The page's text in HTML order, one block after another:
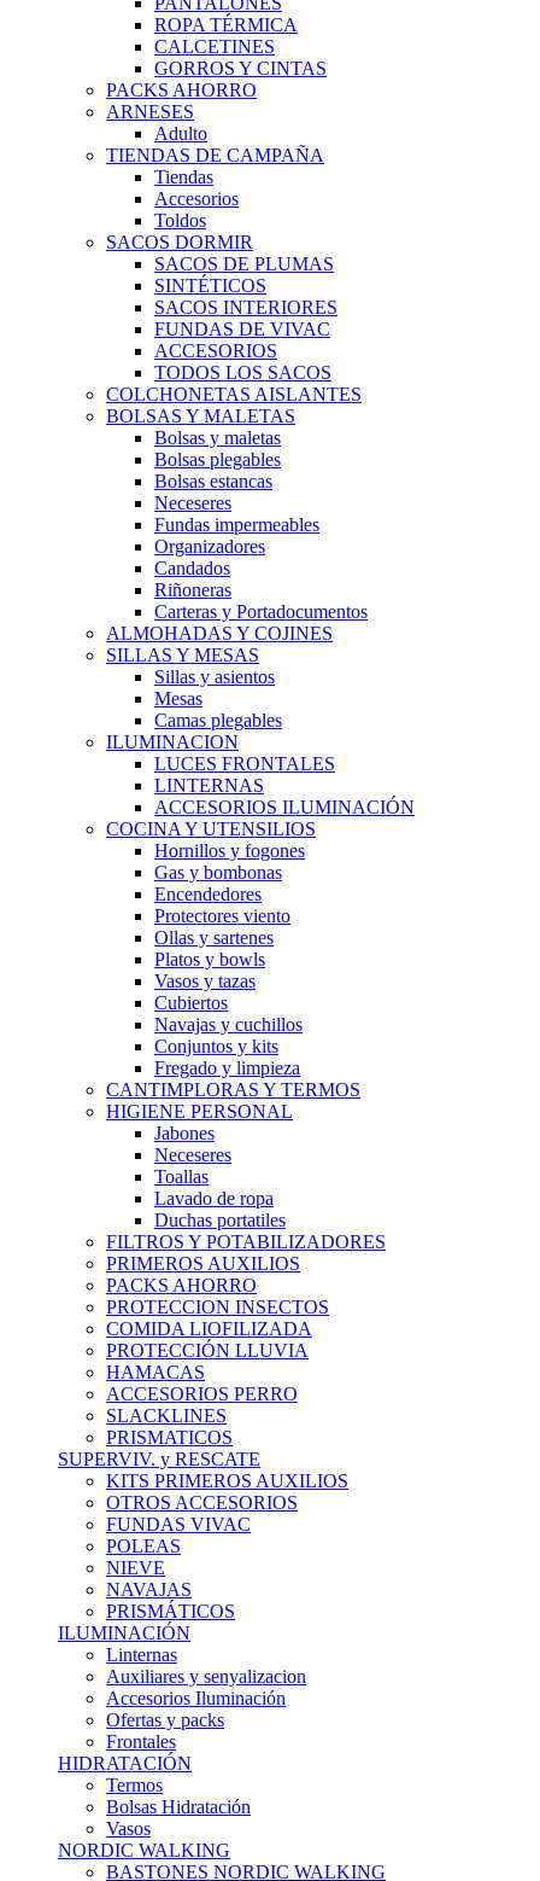
ROPA TÉRMICA
CALCETINES
GORROS Y CINTAS
PACKS AHORRO
ARNESES
Adulto
TIENDAS DE CAMPAÑA
Tiendas
Accesorios
Toldos
SACOS DORMIR
SACOS DE PLUMAS
SINTÉTICOS
SACOS INTERIORES
FUNDAS DE VIVAC
ACCESORIOS
TODOS LOS SACOS
COLCHONETAS AISLANTES
BOLSAS Y MALETAS
Bolsas y maletas
Bolsas plegables
Bolsas estancas
Neceseres
Fundas impermeables
Organizadores
Candados
Riñoneras
Carteras y Portadocumentos
ALMOHADAS Y COJINES
SILLAS Y MESAS
Sillas y asientos
Mesas
Camas plegables
ILUMINACION
LUCES FRONTALES
LINTERNAS
ACCESORIOS ILUMINACIÓN
COCINA Y UTENSILIOS
Hornillos y fogones
Gas y bombonas
Encendedores
Protectores viento
Ollas y sartenes
Platos y bowls
Vasos y tazas
Cubiertos
Navajas y cuchillos
Conjuntos y kits
Fregado y limpieza
CANTIMPLORAS Y TERMOS
HIGIENE PERSONAL
Jabones
Neceseres
Toallas
Lavado de ropa
Duchas portatiles
FILTROS Y POTABILIZADORES
PRIMEROS AUXILIOS
PACKS AHORRO
PROTECCION INSECTOS
COMIDA LIOFILIZADA
PROTECCIÓN LLUVIA
HAMACAS
ACCESORIOS PERRO
SLACKLINES
PRISMATICOS
SUPERVIV. y RESCATE
KITS PRIMEROS AUXILIOS
OTROS ACCESORIOS
FUNDAS VIVAC
POLEAS
NIEVE
NAVAJAS
PRISMÁTICOS
ILUMINACIÓN
Linternas
Auxiliares y senyalizacion
Accesorios Iluminación
Ofertas y packs
Frontales
HIDRATACIÓN
Termos
Bolsas Hidratación
Vasos
NORDIC WALKING
BASTONES NORDIC WALKING